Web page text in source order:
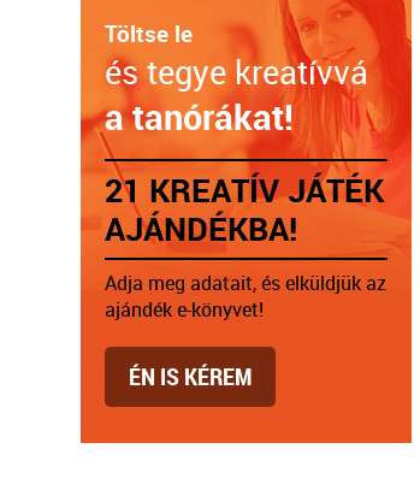
Töltse le
és tegye kreatívvá
a tanórákat!
21 KREATÍV JÁTÉK
AJÁNDÉKBA!
Adja meg adatait, és elküldjük az
ajándék e-könyvet!
ÉN IS KÉREM